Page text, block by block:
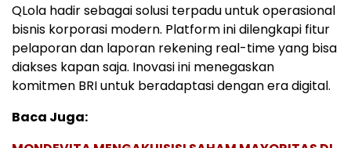
QLola hadir sebagai solusi terpadu untuk operasional
bisnis korporasi modern. Platform ini dilengkapi fitur
pelaporan dan laporan rekening real-time yang bisa
diakses kapan saja. Inovasi ini menegaskan
komitmen BRI untuk beradaptasi dengan era digital.
Baca Juga: